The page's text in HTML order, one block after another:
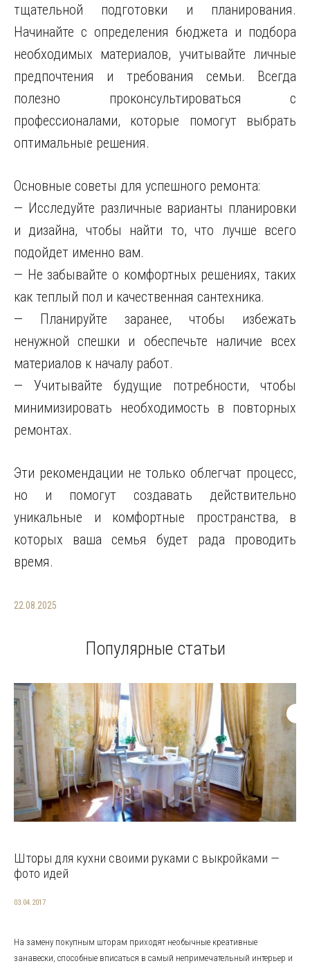
тщательной подготовки и планирования.
Начинайте с определения бюджета и подбора
необходимых материалов, учитывайте личные
предпочтения и требования семьи. Всегда
полезно проконсультироваться с
профессионалами, которые помогут выбрать
оптимальные решения.
Основные советы для успешного ремонта:
— Исследуйте различные варианты планировки
и дизайна, чтобы найти то, что лучше всего
подойдет именно вам.
— Не забывайте о комфортных решениях, таких
как теплый пол и качественная сантехника.
— Планируйте заранее, чтобы избежать
ненужной спешки и обеспечьте наличие всех
материалов к началу работ.
— Учитывайте будущие потребности, чтобы
минимизировать необходимость в повторных
ремонтах.
Эти рекомендации не только облегчат процесс,
но и помогут создавать действительно
уникальные и комфортные пространства, в
которых ваша семья будет рада проводить
время.
22.08.2025
Популярные статьи
Шторы для кухни своими руками с выкройками —
фото идей
03.04.2017
На замену покупным шторам приходят необычные креативные
занавески, способные вписаться в самый непримечательный интерьер и